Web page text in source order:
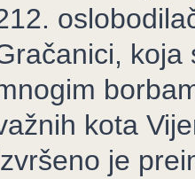
koja
kota
je